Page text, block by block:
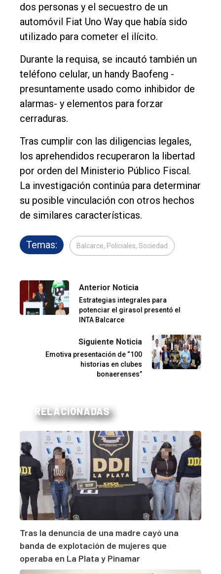
dos personas y el secuestro de un
automóvil Fiat Uno Way que había sido
utilizado para cometer el ilícito.
Durante la requisa, se incautó también un
teléfono celular, un handy Baofeng -
presuntamente usado como inhibidor de
alarmas- y elementos para forzar
cerraduras.
Tras cumplir con las diligencias legales,
los aprehendidos recuperaron la libertad
por orden del Ministerio Público Fiscal.
La investigación continúa para determinar
su posible vinculación con otros hechos
de similares características.
Temas: Balcarce, Policiales, Sociedad
Anterior Noticia
Estrategias integrales para
potenciar el girasol presentó el
INTA Balcarce
Siguiente Noticia
Emotiva presentación de “100
historias en clubes
bonaerenses”
RELACIONADAS
Tras la denuncia de una madre cayó una
banda de explotación de mujeres que
operaba en La Plata y Pinamar